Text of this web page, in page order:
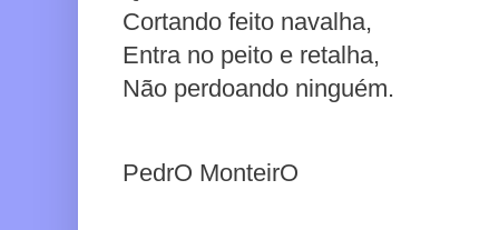
Cortando feito navalha,
Entra no peito e retalha,
Não perdoando ninguém.
PedrO MonteirO